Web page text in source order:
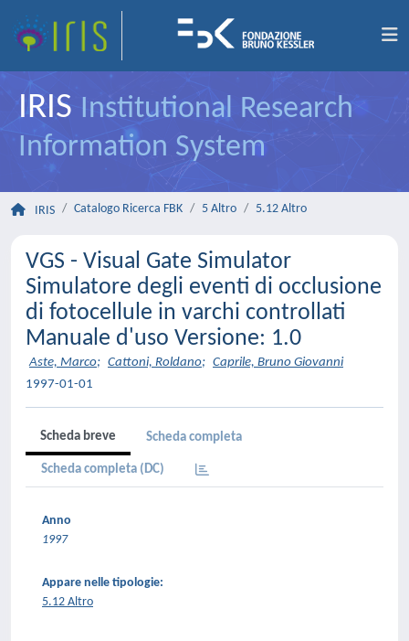
IRIS Institutional Research
Information System
IRIS Catalogo Ricerca FBK 5 Altro 5.12 Altro
VGS - Visual Gate Simulator
Simulatore degli eventi di occlusione
di fotocellule in varchi controllati
Manuale d'uso Versione: 1.0
Aste, Marco; Cattoni, Roldano; Caprile, Bruno Giovanni
1997-01-01
Scheda breve Scheda completa
Scheda completa (DC)
Anno
1997
Appare nelle tipologie:
5.12 Altro